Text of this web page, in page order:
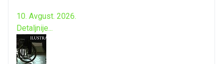
10. Avgust. 2026.
Detaljnije...